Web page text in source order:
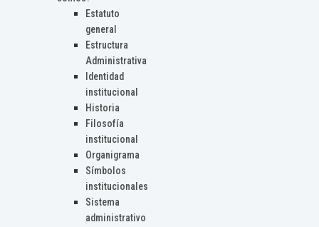
Estatuto
general
Estructura
Administrativa
Identidad
institucional
Historia
Filosofía
institucional
Organigrama
Símbolos
institucionales
Sistema
administrativo